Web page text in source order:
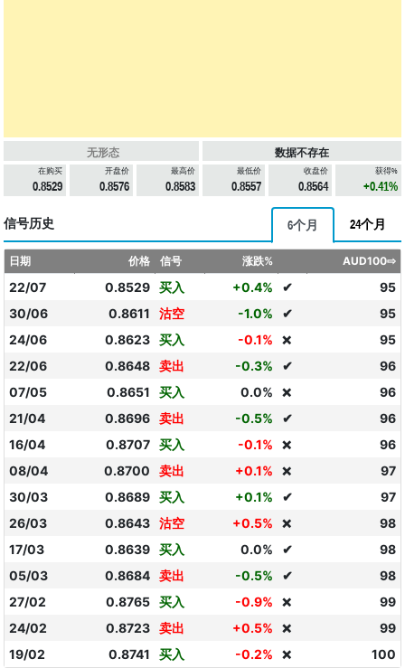
无形态 数据不存在
在购买
0.8529
开盘价
0.8576
最高价
0.8583
最低价
0.8557
收盘价
0.8564
获得%
+0.41%
信号历史 6个月 24个月
日期 价格 信号 涨跌% AUD100⇨
22/07 0.8529 买入 +0.4% ✔
95
30/06
0.8611 沽空 -1.0% ✔
95
24/06
0.8623 买入 -0.1% ❌
95
22/06
0.8648 卖出 -0.3% ✔
96
07/05
0.8651 买入 0.0% ❌
96
21/04
0.8696 卖出 -0.5% ✔
96
16/04
0.8707 买入 -0.1% ❌
96
08/04
0.8700 卖出 +0.1% ❌
97
30/03
0.8689 买入 +0.1% ✔
97
26/03
0.8643 沽空 +0.5% ❌
98
17/03
0.8639 买入 0.0% ✔
98
05/03
0.8684 卖出 -0.5% ✔
98
27/02
0.8765 买入 -0.9% ❌
99
24/02
0.8723 卖出 +0.5% ❌
99
19/02
0.8741 买入 -0.2% ❌ 100